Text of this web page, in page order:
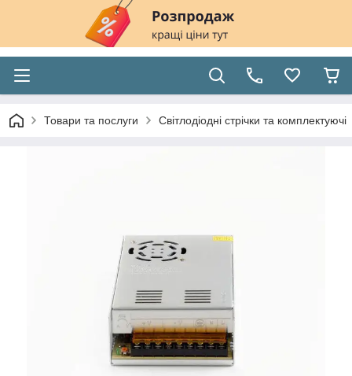
Товари та послуги Світлодіодні стрічки та комплектуючі